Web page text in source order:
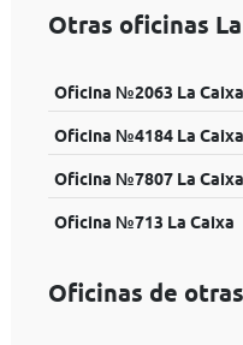
Otras oficinas
Oficina №2063 La Caixa
Oficina №4184 La Caixa
Oficina №7807 La Caixa
Oficina №713 La Caixa
Oficinas de